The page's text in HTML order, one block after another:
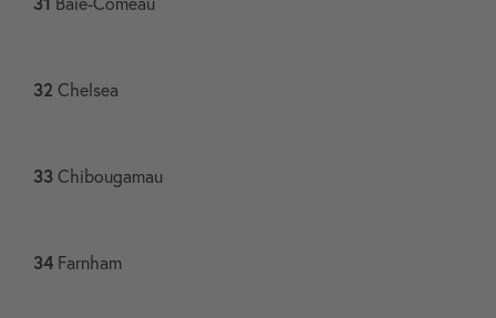
32 Chelsea​
33 Chibougamau​
34 Farnham​